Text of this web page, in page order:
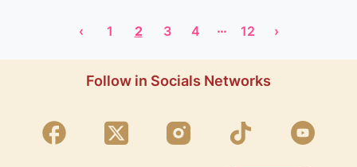
‹ 1 2 3 4 … 12 ›
Follow in Socials Networks